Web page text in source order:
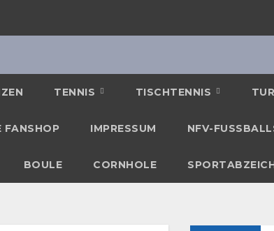
TENNIS TISCHTENNIS
FANSHOP IMPRESSUM NFV-
BOULE CORNHOLE